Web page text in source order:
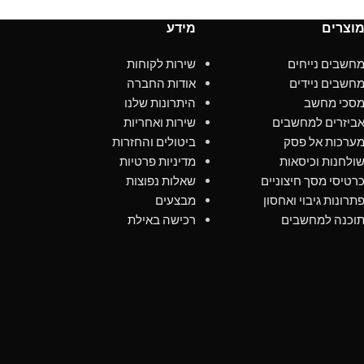
MB/s
מוצרים
מחשבים נייחים
מחשבים ניידים
מסכי מחשב
אביזרים למחשבים
מערכות אל פסק
שולחנות וכיסאות
כרטיסי מסך חיצוניים
פתרונות גיבוי ואחסון
תוכנה למחשבים
מידע
שירות לקוחות
אודות החברה
היתרונות שלנו
שירות ואחריות
ביטולים והחזרות
מדיניות פרטיות
שאלות נפוצות
מבצעים
רכישה באילת